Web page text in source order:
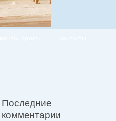
Последние
комментарии